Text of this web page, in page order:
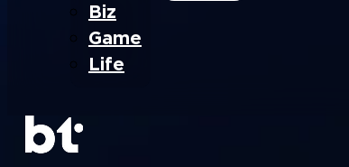
Biz
Game
Life